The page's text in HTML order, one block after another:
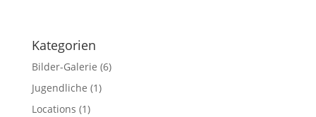
Kategorien
Bilder-Galerie (6)
Jugendliche (1)
Locations (1)